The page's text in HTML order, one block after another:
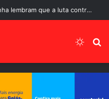
20 anos da Lei Maria da Penha lembram que a luta contra a violência doméstica ainda está longe do fim